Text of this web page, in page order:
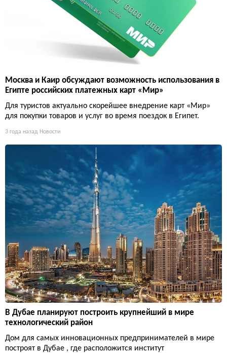
Москва и Каир обсуждают возможность использования в
Египте российских платежных карт «Мир»
Для туристов актуально скорейшее внедрение карт «Мир»
для покупки товаров и услуг во время поездок в Египет.
3 года назад Новости
В Дубае планируют построить крупнейший в мире
технологический район
Дом для самых инновационных предпринимателей в мире
построят в Дубае , где расположится институт